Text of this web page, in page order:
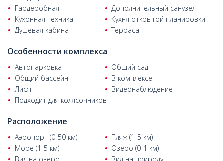
рассчитанной на комфортное проживание.
Белек считается одним из самых престижных районов
Анталии для жизни и инвестиций. Регион известен своими
также развитой инфраструктурой и активной жизнью в
продуманная городская среда и высокий инвестиционный
потенциал делают Белек популярным направлением как для
постоянного проживания, так и для отдыха.
Квартиры на продажу в Белеке, Анталия
км от аэропорта Анталии, в 5,8 км от тематического парка
The Land of Legends, в 3,5 км от пляжа Белека и в 1 км от
полей для гольфа. Рынки, продуктовые магазины, рестораны,
кафе, магазины, банки, обменные пункты, аптеки,
медицинские учреждения, детские площадки, остановки
Гардеробная
Дополнительный санузел
Кухонная техника
Кухня открытой планировки
Душевая кабина
Терраса
Особенности комплекса
Автопарковка
Общий сад
Общий бассейн
В комплексе
Лифт
Видеонаблюдение
Подходит для колясочников
Расположение
Аэропорт (0-50 км)
Пляж (1-5 км)
Море (1-5 км)
Озеро (0-1 км)
Вид на озеро
Вид на природу